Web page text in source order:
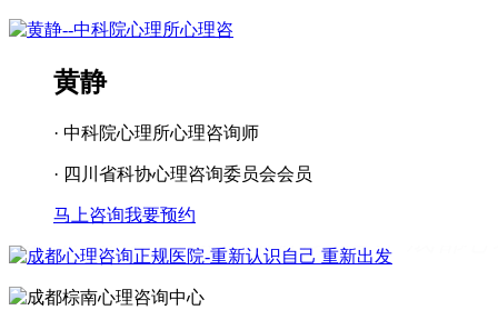
黄静
· 中科院心理所心理咨询师
· 四川省科协心理咨询委员会会员
马上咨询我要预约
成都看心理疾病 成都心理辅导
理咨询医院 成都青少年心理咨询机构